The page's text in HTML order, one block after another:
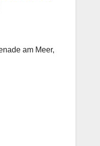
am Meer,